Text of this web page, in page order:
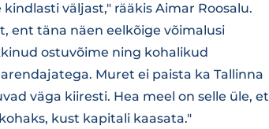
väljast," rääkis Aimar Roosalu.
ent täna näen eelkõige võimalusi
ostuvõime ning kohalikud
Muret ei paista ka Tallinna
väga kiiresti. Hea meel on selle üle, et
kust kapitali kaasata."